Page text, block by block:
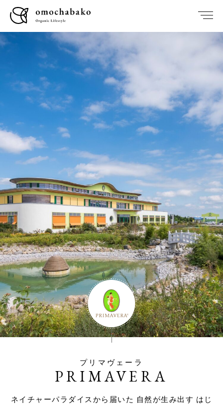
プリマヴェーラ
PRIMAVERA
ネイチャーパラダイスから届いた 自然が生み出す はじ